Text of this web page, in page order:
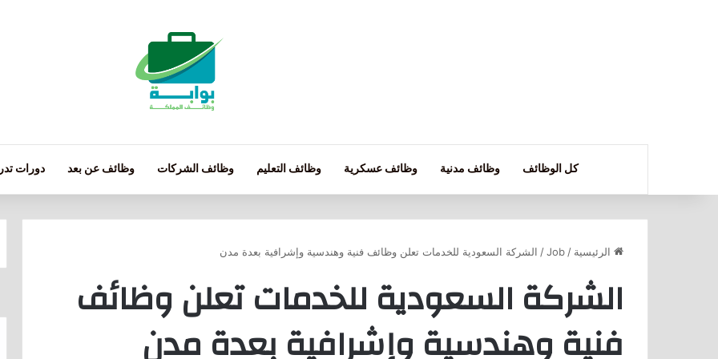
كل الوظائف وظائف مدنية وظائف عسكرية وظائف التعليم وظائف الشركات وظائف عن بعد دورات
الرئيسية /
Job
/ الشركة السعودية للخدمات تعلن وظائف فنية وهندسية وإشرافية بعدة مدن
الشركة السعودية للخدمات تعلن وظائف
فنية وهندسية وإشرافية بعدة مدن